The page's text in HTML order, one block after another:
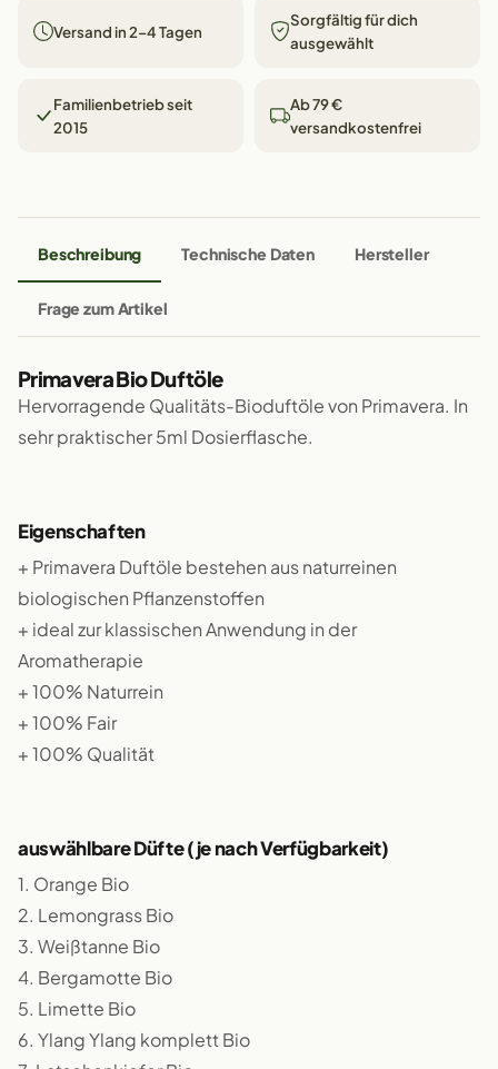
Versand in 2–4 Tagen
Sorgfältig für dich
ausgewählt
Familienbetrieb seit
2015
Ab 79 €
versandkostenfrei
Beschreibung Technische Daten Hersteller
Frage zum Artikel
Primavera Bio Duftöle
Hervorragende Qualitäts-Bioduftöle von Primavera. In
sehr praktischer 5ml Dosierflasche.
Eigenschaften
+ Primavera Duftöle bestehen aus naturreinen
biologischen Pflanzenstoffen
+ ideal zur klassischen Anwendung in der
Aromatherapie
+ 100% Naturrein
+ 100% Fair
+ 100% Qualität
auswählbare Düfte (je nach Verfügbarkeit)
1. Orange Bio
2. Lemongrass Bio
3. Weißtanne Bio
4. Bergamotte Bio
5. Limette Bio
6. Ylang Ylang komplett Bio